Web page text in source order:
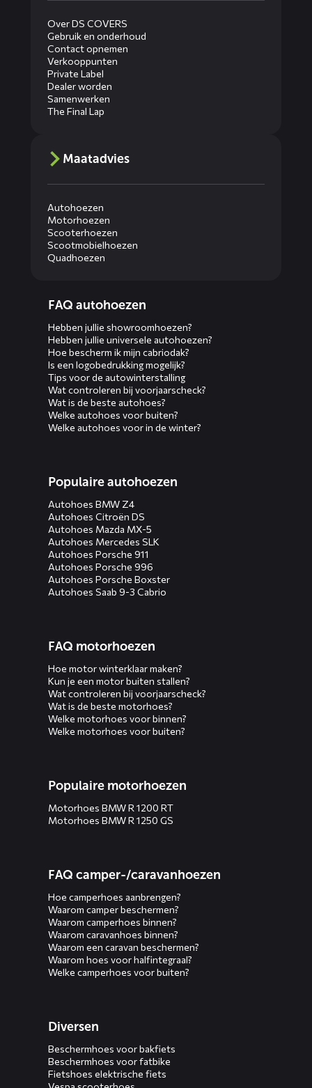
Over DS COVERS
Gebruik en onderhoud
Contact opnemen
Verkooppunten
Private Label
Dealer worden
Samenwerken
The Final Lap
Maatadvies
Autohoezen
Motorhoezen
Scooterhoezen
Scootmobielhoezen
Quadhoezen
menusFAQ autohoezen
Hebben jullie showroomhoezen?
Hebben jullie universele autohoezen?
Hoe bescherm ik mijn cabriodak?
Is een logobedrukking mogelijk?
Tips voor de autowinterstalling
Wat controleren bij voorjaarscheck?
Wat is de beste autohoes?
Welke autohoes voor buiten?
Welke autohoes voor in de winter?
Populaire autohoezen
Autohoes BMW Z4
Autohoes Citroën DS
Autohoes Mazda MX-5
Autohoes Mercedes SLK
Autohoes Porsche 911
Autohoes Porsche 996
Autohoes Porsche Boxster
Autohoes Saab 9-3 Cabrio
FAQ motorhoezen
Hoe motor winterklaar maken?
Kun je een motor buiten stallen?
Wat controleren bij voorjaarscheck?
Wat is de beste motorhoes?
Welke motorhoes voor binnen?
Welke motorhoes voor buiten?
Populaire motorhoezen
Motorhoes BMW R 1200 RT
Motorhoes BMW R 1250 GS
FAQ camper-/caravanhoezen
Hoe camperhoes aanbrengen?
Waarom camper beschermen?
Waarom camperhoes binnen?
Waarom caravanhoes binnen?
Waarom een caravan beschermen?
Waarom hoes voor halfintegraal?
Welke camperhoes voor buiten?
Diversen
Beschermhoes voor bakfiets
Beschermhoes voor fatbike
Fietshoes elektrische fiets